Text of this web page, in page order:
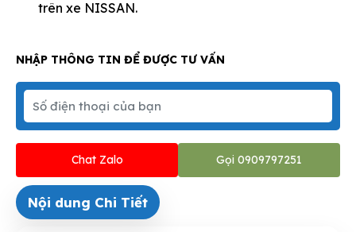
trên xe NISSAN.
NHẬP THÔNG TIN ĐỂ ĐƯỢC TƯ VẤN
Chat Zalo Gọi 0909797251
Nội dung Chi Tiết